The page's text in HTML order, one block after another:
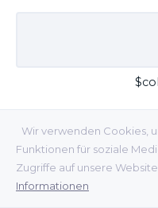
Wir verwenden Cookies,
Funktionen für soziale
Zugriffe auf unsere Website
Informationen